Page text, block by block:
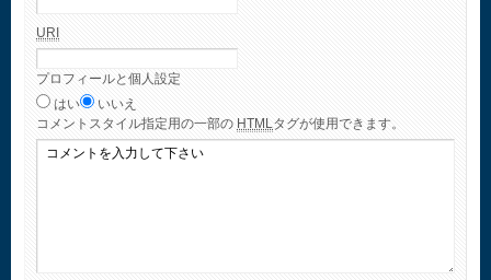
URI
プロフィールと個人設定
はい
いいえ
コメント スタイル指定用の一部の HTMLタグが使用できます。